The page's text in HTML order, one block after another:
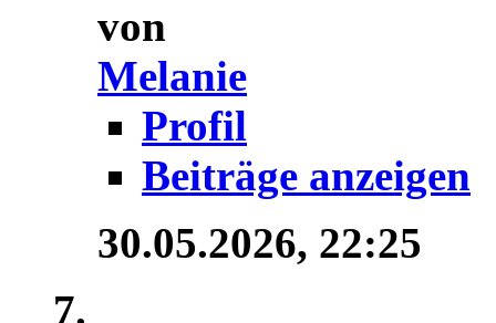
von
Melanie
Profil
Beiträge anzeigen
30.05.2026, 22:25